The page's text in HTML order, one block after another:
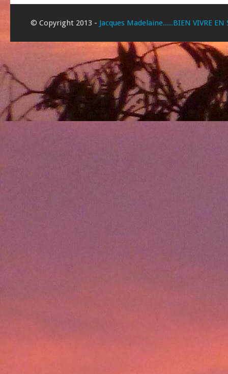
© Copyright 2013 - Jacques Madelaine.....BIEN VIVRE EN